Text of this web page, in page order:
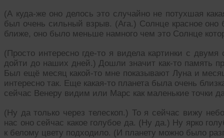
(А куда-же оно делось это случайно не потухшая
был очень сильный взрыв. (Ага.) Солнце красное
ближе, оно было меньше намного чем это Солнце
(Просто интересно где-то я видела картинки с
дойти до наших дней.) Дошли значит как-то память
Был ещё месяц какой-то мне показывают Луна и
интересно так. Еще какая-то планета была очень
сейчас Венеру видим или Марс как маленькие точки
(Ну да только через телескоп.) То я сейчас вижу
нас оно сейчас какое голубое да. (Ну да.) Ну ярко
к белому цвету подходило. (И планету можно было